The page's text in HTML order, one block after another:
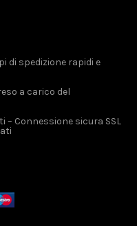
di spedizione rapidi e
a carico del
– Connessione sicura SSL